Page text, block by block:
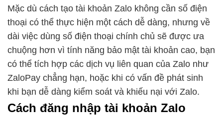
Mặc dù cách tạo tài khoản Zalo không cần số điện
thoại có thể thực hiện một cách dễ dàng, nhưng về
dài việc dùng số điện thoại chính chủ sẽ được ưa
chuộng hơn vì tính năng bảo mật tài khoản cao, bạn
có thể tích hợp các dịch vụ liên quan của Zalo như
ZaloPay chẳng hạn, hoặc khi có vấn đề phát sinh
khi bạn dễ dàng kiểm soát và khiếu nại với Zalo.
Cách đăng nhập tài khoản Zalo